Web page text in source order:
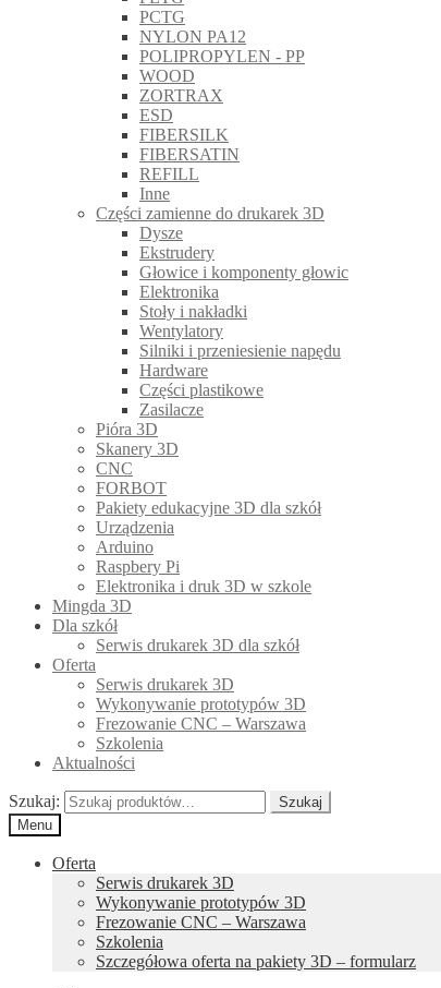
PCTG
NYLON PA12
POLIPROPYLEN - PP
WOOD
ZORTRAX
ESD
FIBERSILK
FIBERSATIN
REFILL
Inne
Części zamienne do drukarek 3D
Dysze
Ekstrudery
Głowice i komponenty głowic
Elektronika
Stoły i nakładki
Wentylatory
Silniki i przeniesienie napędu
Hardware
Części plastikowe
Zasilacze
Pióra 3D
Skanery 3D
CNC
FORBOT
Pakiety edukacyjne 3D dla szkół
Urządzenia
Arduino
Raspbery Pi
Elektronika i druk 3D w szkole
Mingda 3D
Dla szkół
Serwis drukarek 3D dla szkół
Oferta
Serwis drukarek 3D
Wykonywanie prototypów 3D
Frezowanie CNC – Warszawa
Szkolenia
Aktualności
Szukaj:
Szukaj
Menu
Oferta
Serwis drukarek 3D
Wykonywanie prototypów 3D
Frezowanie CNC – Warszawa
Szkolenia
Szczegółowa oferta na pakiety 3D – formularz